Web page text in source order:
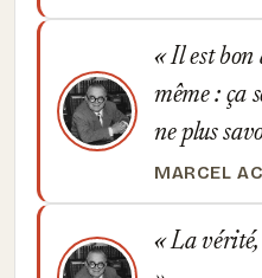
Il est bon
même : ça
ne plus
MARCEL
La vérité,